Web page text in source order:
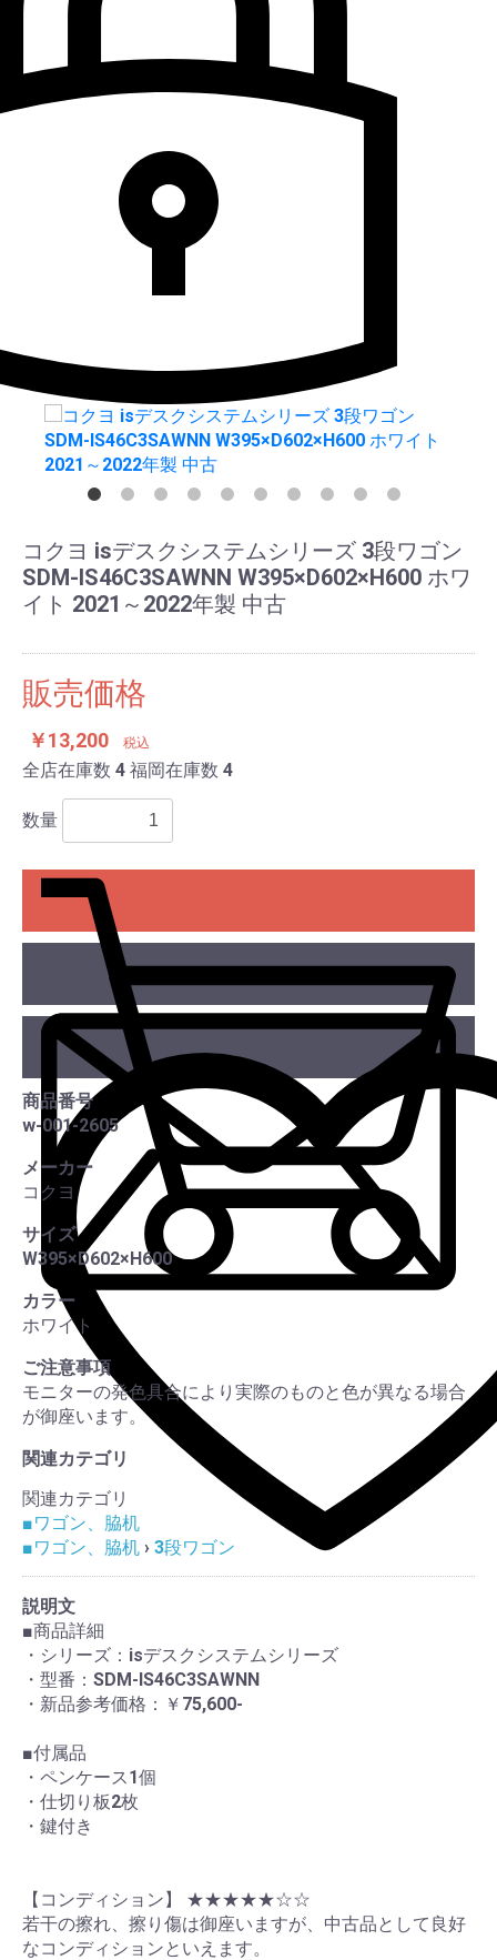
コクヨ isデスクシステムシリーズ 3段ワゴン
SDM-IS46C3SAWNN W395×D602×H600 ホワ
イト 2021～2022年製 中古
販売価格
￥13,200 税込
全店在庫数 4 福岡在庫数 4
数量
商品番号
w-001-2605
メーカー
コクヨ
サイズ
W395×D602×H600
カラー
ホワイト
ご注意事項
モニターの発色具合により実際のものと色が異なる場合
が御座います。
関連カテゴリ
関連カテゴリ
■ワゴン、脇机
■ワゴン、脇机 › 3段ワゴン
説明文
■商品詳細
・シリーズ：isデスクシステムシリーズ
・型番：SDM-IS46C3SAWNN
・新品参考価格：￥75,600-
■付属品
・ペンケース1個
・仕切り板2枚
・鍵付き
【コンディション】 ★★★★★☆☆
若干の擦れ、擦り傷は御座いますが、中古品として良好
なコンディションといえます。